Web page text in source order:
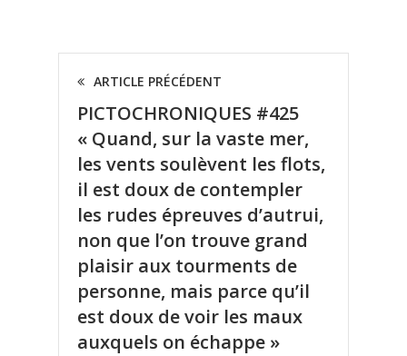
ARTICLE PRÉCÉDENT
PICTOCHRONIQUES #425
« Quand, sur la vaste mer,
les vents soulèvent les flots,
il est doux de contempler
les rudes épreuves d’autrui,
non que l’on trouve grand
plaisir aux tourments de
personne, mais parce qu’il
est doux de voir les maux
auxquels on échappe »